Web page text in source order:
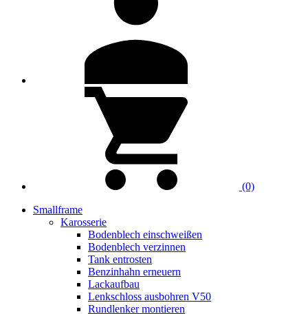
(0)
Smallframe
Karosserie
Bodenblech einschweißen
Bodenblech verzinnen
Tank entrosten
Benzinhahn erneuern
Lackaufbau
Lenkschloss ausbohren V50
Rundlenker montieren